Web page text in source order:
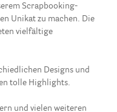
Scrapbooking-
Unikat zu machen. Die
vielfältige
Designs und
tolle Highlights.
und vielen weiteren